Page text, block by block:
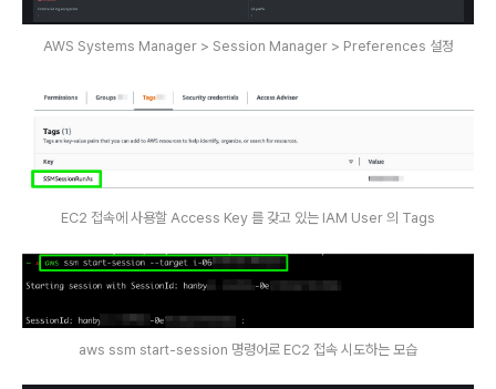
AWS Systems Manager > Session Manager > Preferences 설정
EC2 접속에 사용할 Access Key 를 갖고 있는 IAM User 의 Tags
aws ssm start-session 명령어로 EC2 접속 시도하는 모습